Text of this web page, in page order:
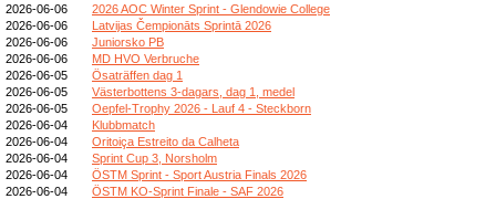
2026-06-06
2026 AOC Winter Sprint - Glendowie College
2026-06-06
Latvijas Čempionāts Sprintā 2026
2026-06-06
Juniorsko PB
2026-06-06
MD HVO Verbruche
2026-06-05
Ösaträffen dag 1
2026-06-05
Västerbottens 3-dagars, dag 1, medel
2026-06-05
Oepfel-Trophy 2026 - Lauf 4 - Steckborn
2026-06-04
Klubbmatch
2026-06-04
Oritoiça Estreito da Calheta
2026-06-04
Sprint Cup 3, Norsholm
2026-06-04
ÖSTM Sprint - Sport Austria Finals 2026
2026-06-04
ÖSTM KO-Sprint Finale - SAF 2026